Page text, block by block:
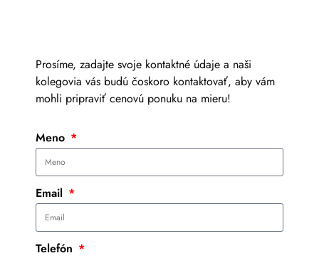
Prosíme, zadajte svoje kontaktné údaje a naši
kolegovia vás budú čoskoro kontaktovať, aby vám
mohli pripraviť cenovú ponuku na mieru!
Meno
Email
Telefón